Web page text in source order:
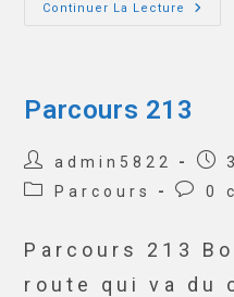
Continuer La Lecture
Parcours 213
admin5822
Parcours
0
Parcours 213
route qui va du